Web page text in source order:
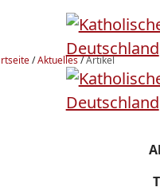
/Aktuelles/Artikel